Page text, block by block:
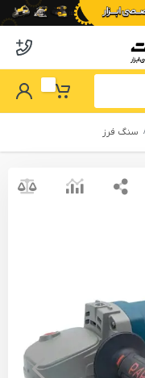
My Basket
Password
سنگ فرز